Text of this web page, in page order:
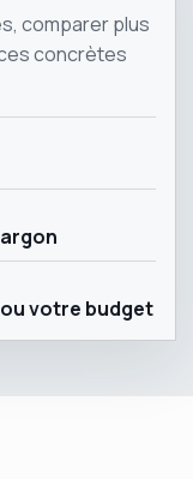
comparer plus
concrètes
votre budget